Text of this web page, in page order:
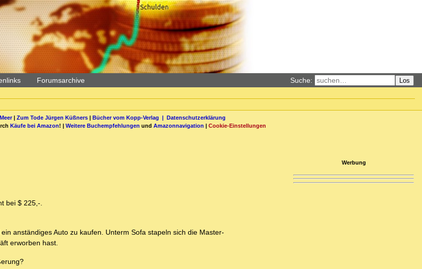
Forumsarchive Suche: Los
| Zum Tode Jürgen Küßners| Bücher vom Kopp-Verlag | Datenschutzerklärung
Käufe bei Amazon! | Weitere Buchempfehlungen und Amazonnavigation | Cookie-Einstellungen
bei $ 225,-.
anständiges Auto zu kaufen. Unterm Sofa stapeln sich die Master-
erworben hast.
Werbung